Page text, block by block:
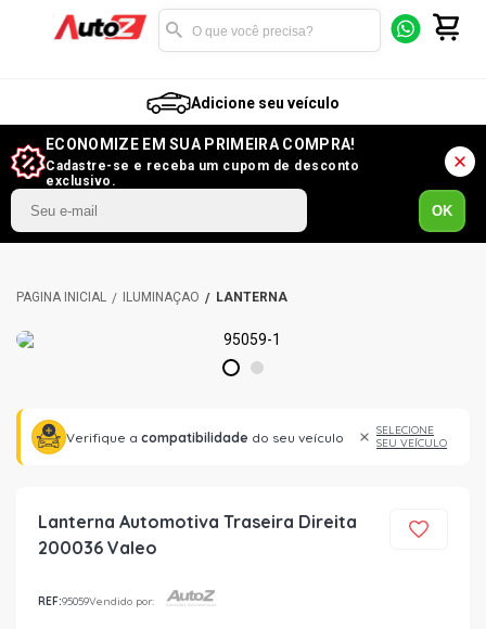
Adicione seu veículo
ECONOMIZE EM SUA PRIMEIRA COMPRA!
Cadastre-se e receba um cupom de desconto
exclusivo.
OK
ILUMINAÇÃO LANTERNA
1 2
Verifique a compatibilidade do seu veículo
SELECIONE
SEU VEÍCULO
Lanterna Automotiva Traseira Direita
200036 Valeo
REF:95059Vendido por: